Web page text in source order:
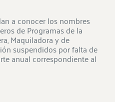
a conocer los nombres
de Programas de la
Maquiladora y de
suspendidos por falta de
anual correspondiente al